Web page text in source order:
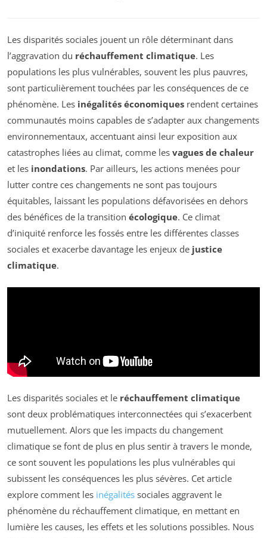
Les disparités sociales jouent un rôle déterminant dans
l’aggravation du réchauffement climatique. Les
populations les plus vulnérables, souvent les plus pauvres,
sont particulièrement touchées par les conséquences de ce
phénomène. Les inégalités économiques rendent certaines
communautés moins capables de s’adapter aux changements
environnementaux, accentuant ainsi leur exposition aux
catastrophes liées au climat, comme les vagues de chaleur
et les inondations. Par ailleurs, les actions menées pour
lutter contre ces changements ne sont pas toujours
équitables, laissant les populations défavorisées en dehors
des bénéfices de la transition écologique. Ce climat
d’iniquité renforce les fossés entre les différentes classes
sociales et exacerbe davantage les enjeux de justice
climatique.
Les disparités sociales et le réchauffement climatique
sont deux problématiques interconnectées qui s’exacerbent
mutuellement. Alors que les impacts du changement
climatique se font de plus en plus sentir à travers le monde,
ce sont souvent les populations les plus vulnérables qui
subissent les conséquences les plus sévères. Cet article
explore comment les inégalités sociales aggravent le
phénomène du réchauffement climatique, en mettant en
lumière les causes, les effets et les solutions possibles. Nous